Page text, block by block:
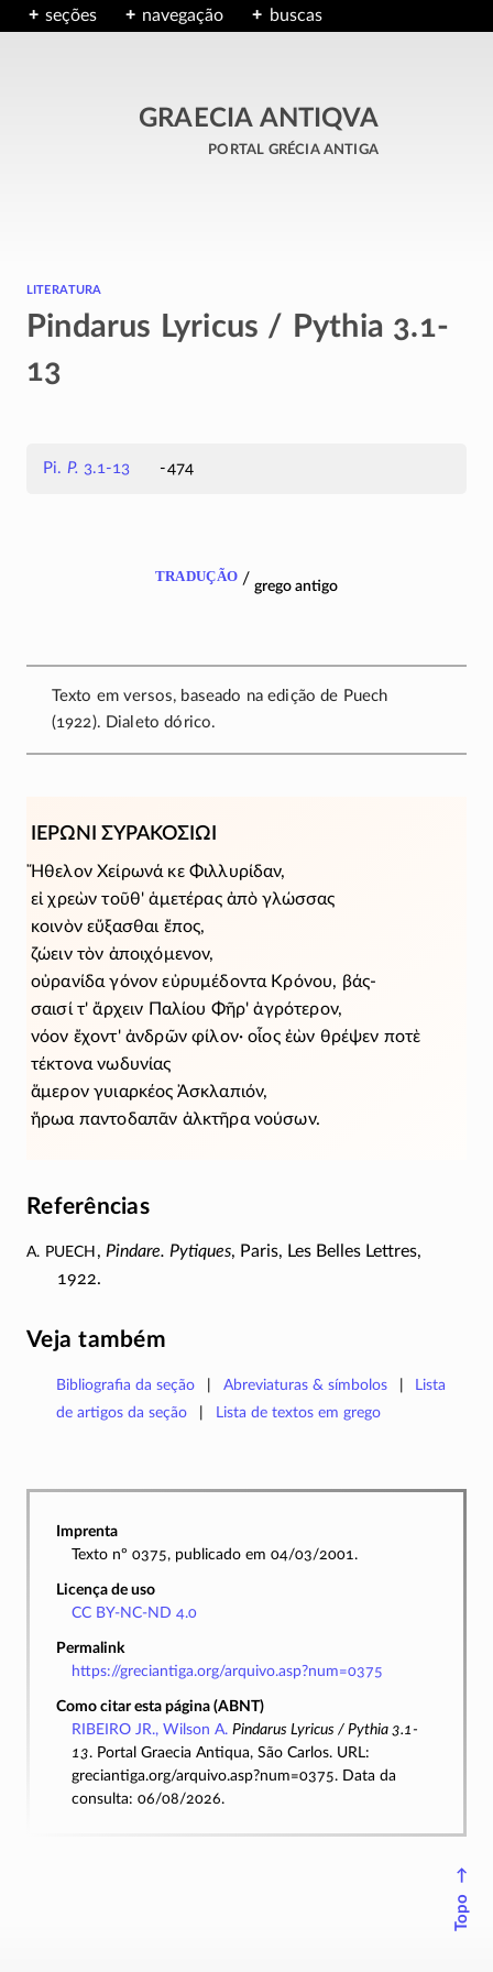
seções navegação buscas
GRAECIA ANTIQVA
portal grécia antiga
literatura
Pindarus Lyricus / Pythia 3.1-
13
Pi. P. 3.1-13 -474
tradução / grego antigo
Texto em versos, baseado na edição de Puech
(1922). Dialeto dórico.
ΙΕΡΩΝΙ ΣΥΡΑΚΟΣΙΩΙ
Ἤθελον Χείρωνά κε Φιλλυρίδαν,
εἰ χρεὼν τοῦθ' ἁμετέρας ἀπὸ γλώσσας
κοινὸν εὔξασθαι ἔπος,
ζώειν τὸν ἀποιχόμενον,
οὐρανίδα γόνον εὐρυμέδοντα Κρόνου, βάς-
σαισί τ' ἄρχειν Παλίου Φῆρ' ἀγρότερον,
νόον ἔχοντ' ἀνδρῶν φίλον· οἷος ἐὼν θρέψεν ποτὲ
τέκτονα νωδυνίας
ἅμερον γυιαρκέος Ἀσκλαπιόν,
ἥρωα παντοδαπᾶν ἀλκτῆρα νούσων.
Referências
A. Puech, Pindare. Pytiques, Paris, Les Belles Lettres,
1922.
Veja também
Bibliografia da seção Abreviaturas & símbolos
Lista
de artigos da seção
Lista de textos em grego
Imprenta
Texto nº 0375, publicado em 04/03/2001.
Licença de uso
CC BY-NC-ND 4.0
Permalink
https://greciantiga.org/arquivo.asp?num=0375
Como citar esta página (ABNT)
RIBEIRO JR., Wilson A. Pindarus Lyricus / Pythia 3.1-
13. Portal Graecia Antiqua, São Carlos. URL:
greciantiga.org/arquivo.asp?num=0375. Data da
consulta: 06/08/2026.
↑
Topo